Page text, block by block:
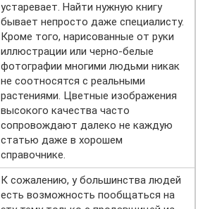
устаревает. Найти нужную книгу
бывает непросто даже специалисту.
Кроме того, нарисованные от руки
иллюстрации или черно-белые
фотографии многими людьми никак
не соотносятся с реальными
растениями. Цветные изображения
высокого качества часто
сопровождают далеко не каждую
статью даже в хорошем
справочнике.
К сожалению, у большинства людей
есть возможность пообщаться на